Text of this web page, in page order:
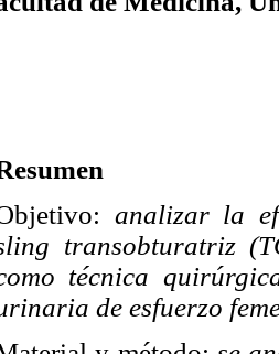
analizar la
transobturatriz
técnica
de esfuerzo